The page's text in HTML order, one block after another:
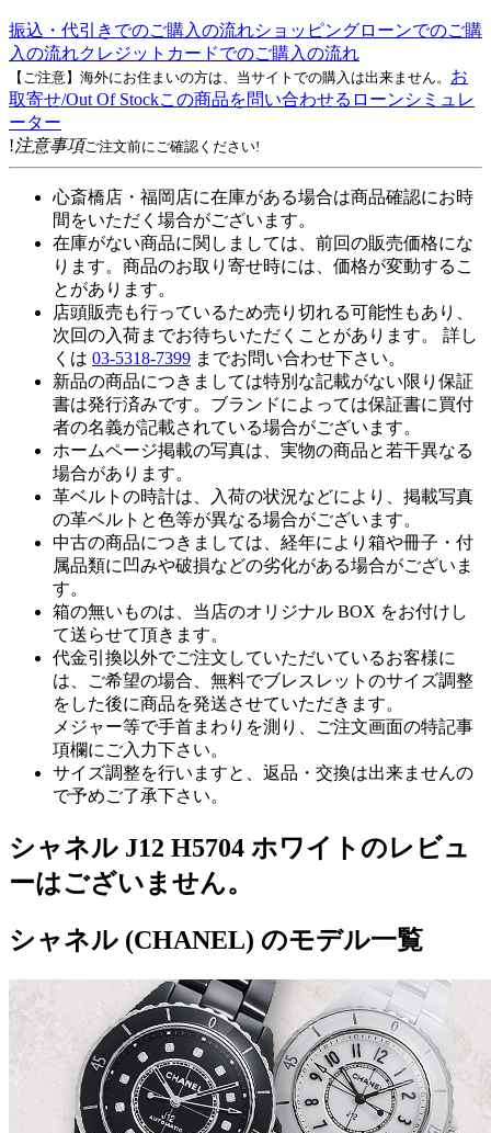
振込・代引きでのご購入の流れショッピングローンでのご購
入の流れクレジットカードでのご購入の流れ
【ご注意】海外にお住まいの方は、当サイトでの購入は出来ません。 お
取寄せ/Out Of Stockこの商品を問い合わせる ローンシミュレ
ーター
!注意事項ご注文前にご確認ください!
心斎橋店・福岡店に在庫がある場合は商品確認にお時
間をいただく場合がございます。
在庫がない商品に関しましては、前回の販売価格にな
ります。商品のお取り寄せ時には、価格が変動するこ
とがあります。
店頭販売も行っているため売り切れる可能性もあり、
次回の入荷までお待ちいただくことがあります。 詳し
くは 03-5318-7399 までお問い合わせ下さい。
新品の商品につきましては特別な記載がない限り保証
書は発行済みです。ブランドによっては保証書に買付
者の名義が記載されている場合がございます。
ホームページ掲載の写真は、実物の商品と若干異なる
場合があります。
革ベルトの時計は、入荷の状況などにより、掲載写真
の革ベルトと色等が異なる場合がございます。
中古の商品につきましては、経年により箱や冊子・付
属品類に凹みや破損などの劣化がある場合がございま
す。
箱の無いものは、当店のオリジナル BOX をお付けし
て送らせて頂きます。
代金引換以外でご注文していただいているお客様に
は、ご希望の場合、無料でブレスレットのサイズ調整
をした後に商品を発送させていただきます。
メジャー等で手首まわりを測り、ご注文画面の特記事
項欄にご入力下さい。
サイズ調整を行いますと、返品・交換は出来ませんの
で予めご了承下さい。
シャネル J12 H5704 ホワイトのレビュ
ーはございません。
シャネル (CHANEL) のモデル一覧